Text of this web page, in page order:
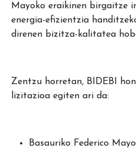
Mayoko eraikinen birgaitze
energia-efizientzia
direnen bizitza-kalitatea
Zentzu horretan, BIDEBI
lizitazioa egiten ari da:
Basauriko Federico